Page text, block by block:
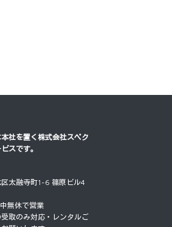
社を置く 株式会社スペク
スです。
太融寺町1-6 篠原ビル4
無休で営業
取のみ対応・レンタルご